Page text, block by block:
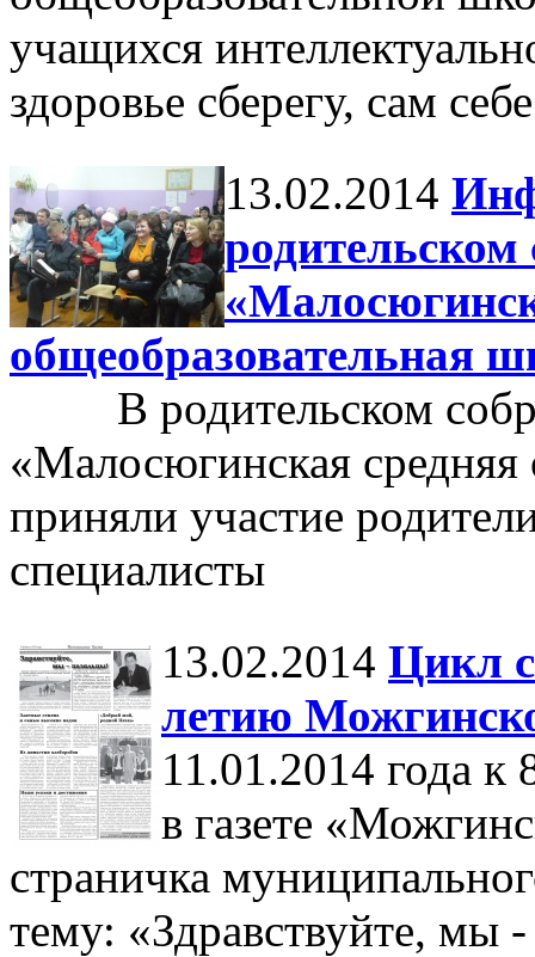
учащихся
здоровье сберегу, сам
13.02.2014
общеобразовательная
В родительском
«Малосюгинская средняя
приняли участие
специалисты
13.02.2014 Цикл
летию
11.01.2014 года
в газете
страничка
тему: «Здравствуйте, мы